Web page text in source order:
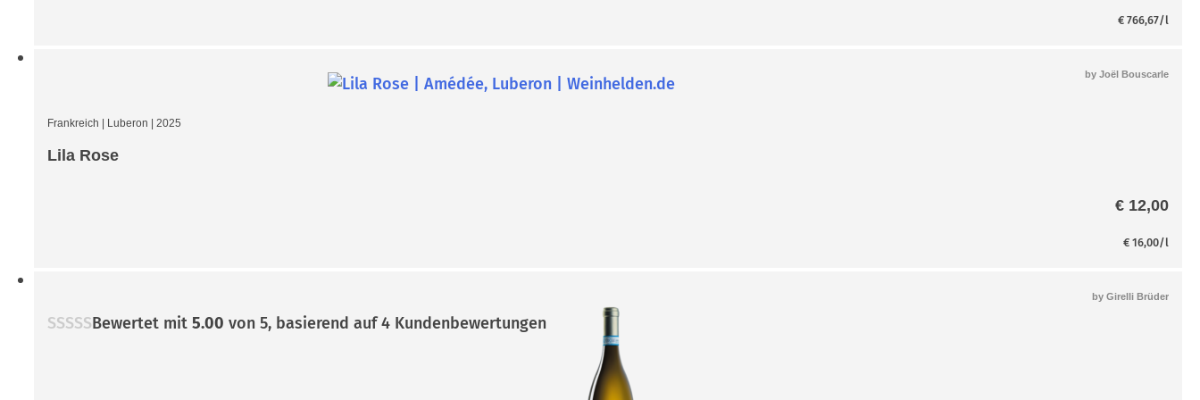
war:
ist:
€766,67/l
by Joël Bouscarle
Frankreich Luberon |2025
Lila Rose
€12,00
€16,00/l
by Girelli Brüder
Bewertet mit5.00 von 5, basierend auf4 Kundenbewertungen